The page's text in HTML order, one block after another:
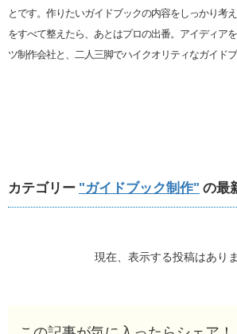
とです。作りたいガイドブックの内容をしっかり考
をすべて整えたら、あとはプロの出番。アイディア
ツ制作会社と、二人三脚でハイクオリティなガイド
カテゴリー "ガイドブック制作" の最
現在、表示する投稿はあり